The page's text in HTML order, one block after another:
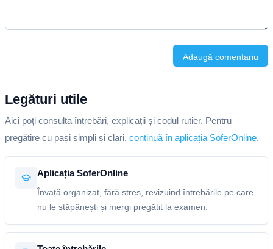
Adaugă comentariu
Legături utile
Aici poți consulta întrebări, explicații și codul rutier. Pentru
pregătire cu pași simpli și clari, continuă în aplicația SoferOnline.
Aplicația SoferOnline
Învață organizat, fără stres, revizuind întrebările pe care
nu le stăpânești și mergi pregătit la examen.